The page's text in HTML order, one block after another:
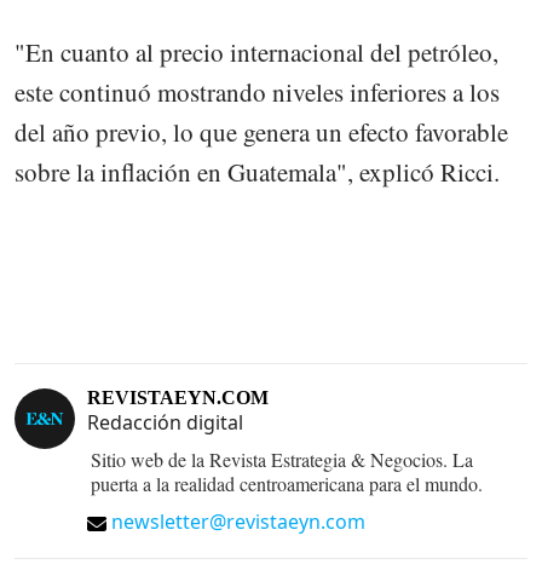
"En cuanto al precio internacional del petróleo,
este continuó mostrando niveles inferiores a los
del año previo, lo que genera un efecto favorable
sobre la inflación en Guatemala", explicó Ricci.
REVISTAEYN.COM
Redacción digital
Sitio web de la Revista Estrategia & Negocios. La
puerta a la realidad centroamericana para el mundo.
newsletter@revistaeyn.com